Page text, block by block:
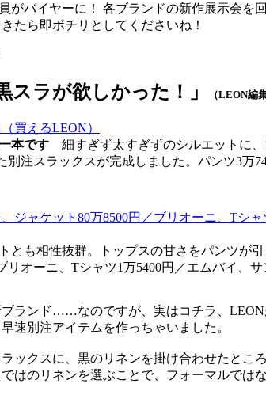
がバイヤーに！ 各ブランドの新作展示会
たら即ポチリとしてくださいね！
スラが欲しかった！」 （LEON編
本です 細すぎず太すぎずのシルエットに
注スラックスが完成しました。パンツ3万
とも相性抜群。トップスの甘さをパンツが
リオーニ、Tシャツ1万5400円／エムバイ、
ランド……なのですが、実はコチラ、
速別注アイテムを作っちゃいました。
ックスに、黒のリネンを掛け合わせたと
はのリネンを選ぶことで、フォーマルでは